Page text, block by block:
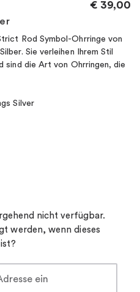
€ 39,00
Rod Symbol-Ohrringe von
Sie verleihen Ihrem Stil
sind die Art von Ohrringen, die
Silver
nicht verfügbar.
werden, wenn dieses